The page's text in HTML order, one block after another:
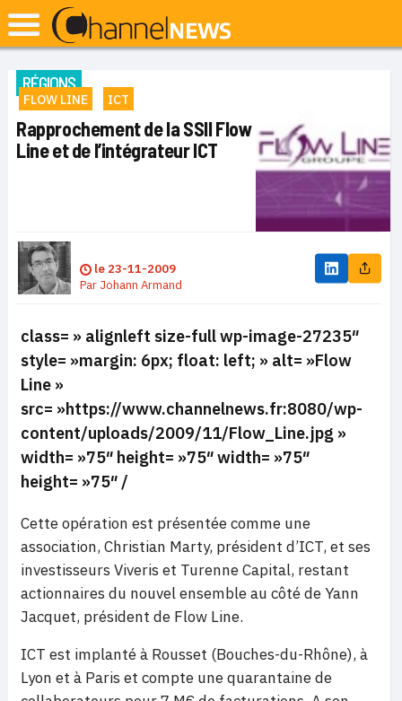
RÉGIONS
FLOW LINE ICT
Rapprochement de la SSII Flow
Line et de l’intégrateur ICT
le 23-11-2009
Par Johann Armand
class= » alignleft size-full wp-image-27235″
style= »margin: 6px; float: left; » alt= »Flow
Line »
src= »https://www.channelnews.fr:8080/wp-
content/uploads/2009/11/Flow_Line.jpg »
width= »75″ height= »75″ width= »75″
height= »75″ /
Cette opération est présentée comme une
association, Christian Marty, président d’ICT, et ses
investisseurs Viveris et Turenne Capital, restant
actionnaires du nouvel ensemble au côté de Yann
Jacquet, président de Flow Line.
ICT est implanté à Rousset (Bouches-du-Rhône), à
Lyon et à Paris et compte une quarantaine de